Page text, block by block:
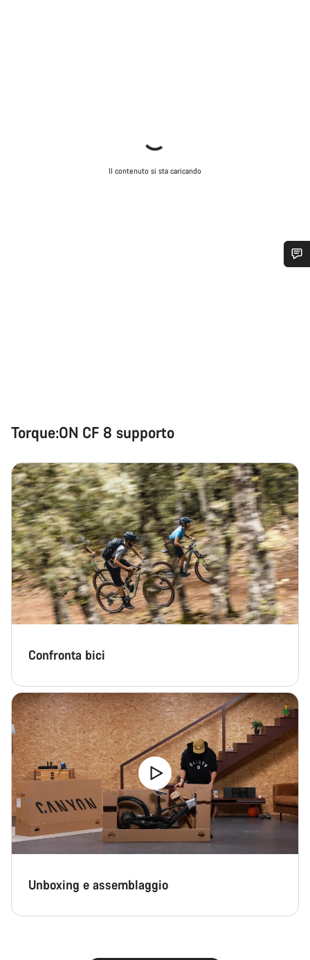
Il contenuto si sta caricando
Torque:ON CF 8 supporto
Confronta bici
Unboxing e assemblaggio